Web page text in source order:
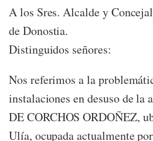
A los Sres. Alcalde y
de Donostia.
Distinguidos señores:
Nos referimos a la
instalaciones en desuso de
DE CORCHOS ORDOÑEZ,
Ulía, ocupada actualmente